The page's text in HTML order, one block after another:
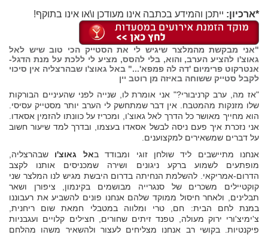
*ארכיון: ייתכן והמידע בכתבה אינו מעודכן ו\או אינו בתוקף!
"אני מבקשת מהמלצר שיגיש לי את הסטייק הכי טוב שיש לאל
גאוצ'ו להציע הערב, והוא, בלי להסס, מציע לי ללכת על מנת הדגל-
אנטרקוט פרימיום 'דה לה פמפא'..." באל גאוצ'ו שבהרצליה אין סיכוי
לקבל סטייק ששוחה באיזה מן רוטב יין
"אז מה, ערב קרניבורי?" אני אומרת לו, שנייה לפני שהעיניים הבורקות
שלו מזנקות מהמטבח. אין דבר שמתחשק לי הערב יותר מסטייק עסיסי.
הוא מחייך מאושר כל הדרך לאל גאוצ'ו, ומכריז על כוונתו להזמין אסאדו.
אני נזכרת איך פעם ניסה לבשל אסאדו בעצמו, ובדרך למד שיעור חשוב
על דברים שמשאירים למקצוענים.
אנחנו מתיישבים ליד שולחן זוגי ומבודד באל גאוצ'ו שבהרצליה,
מופתעים לשמוע ברקע ניגונים ושירה שמכניסים אותנו לקצב
הדרום-אמריקאי. להשלמת הנחיתה בדרום היבשת מגיש לנו המלצר שני
קוקטיילים משכרים של סנגרייה מבושמים בקינמון, ציפורן ושאר
תבלינים, ולאחר חיסול ממוקד שלהם אנחנו פונים להשביע את רעבוננו
במנת לחם הבית: חם, טרי ומלווה במטבלי חמאת שום ריחנית,
צ'ימיצ'ורי ירוק מעולה, טפנד זיתים שחורים, חצילים קלויים ועגבניות
פיקנטיות. בקושי רב אנחנו מצליחים לעצור ולהשאיר משהו מהלחם